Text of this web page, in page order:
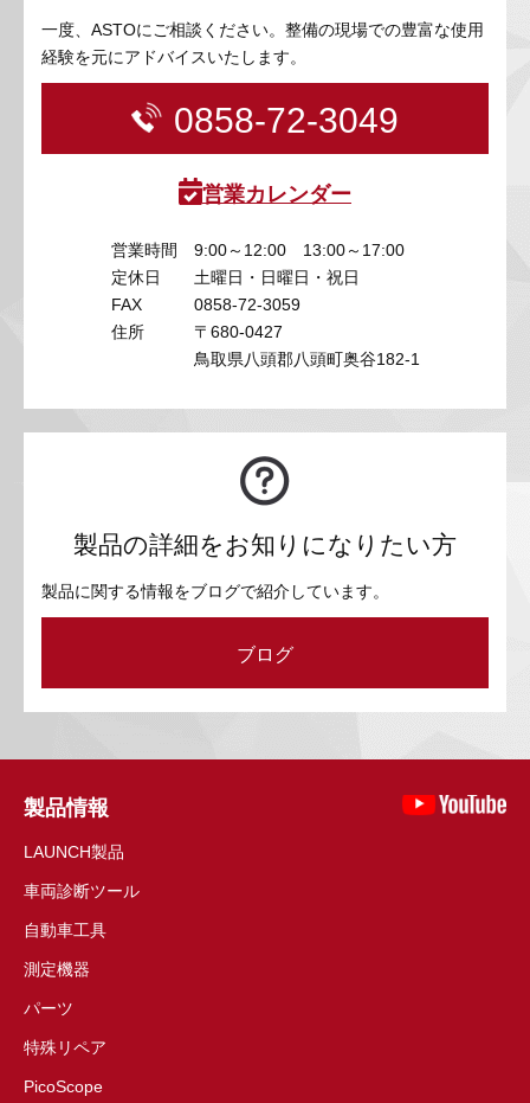
一度、ASTOにご相談ください。整備の現場での豊富な使用
経験を元にアドバイスいたします。
0858-72-3049
営業カレンダー
営業時間
9:00～12:00 13:00～17:00
定休日
土曜日・日曜日・祝日
FAX
0858-72-3059
住所
〒680-0427
鳥取県八頭郡八頭町奥谷182-1
製品の詳細をお知りになりたい方
製品に関する情報をブログで紹介しています。
ブログ
製品情報
LAUNCH製品
車両診断ツール
自動車工具
測定機器
パーツ
特殊リペア
PicoScope